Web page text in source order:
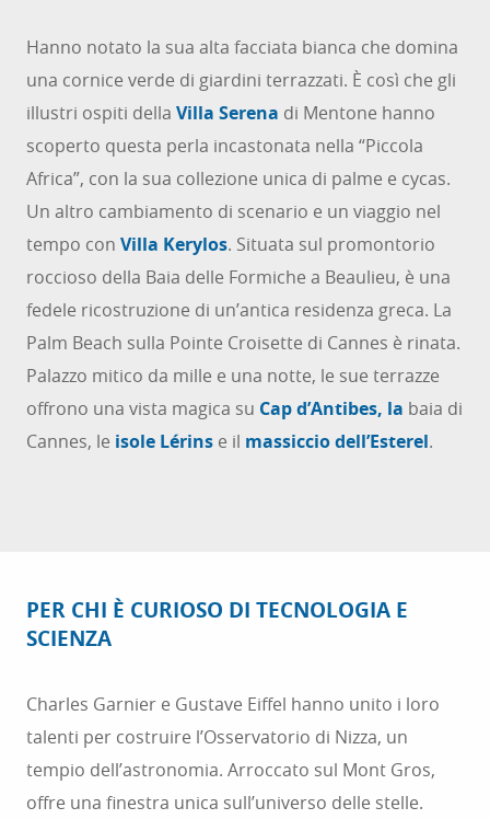
Hanno notato la sua alta facciata bianca che domina
una cornice verde di giardini terrazzati. È così che gli
illustri ospiti della Villa Serena di Mentone hanno
scoperto questa perla incastonata nella “Piccola
Africa”, con la sua collezione unica di palme e cycas.
Un altro cambiamento di scenario e un viaggio nel
tempo con Villa Kerylos. Situata sul promontorio
roccioso della Baia delle Formiche a Beaulieu, è una
fedele ricostruzione di un’antica residenza greca. La
Palm Beach sulla Pointe Croisette di Cannes è rinata.
Palazzo mitico da mille e una notte, le sue terrazze
offrono una vista magica su Cap d’Antibes, la baia di
Cannes, le isole Lérins e il massiccio dell’Esterel.
PER CHI È CURIOSO DI TECNOLOGIA E
SCIENZA
Charles Garnier e Gustave Eiffel hanno unito i loro
talenti per costruire l’Osservatorio di Nizza, un
tempio dell’astronomia. Arroccato sul Mont Gros,
offre una finestra unica sull’universo delle stelle.